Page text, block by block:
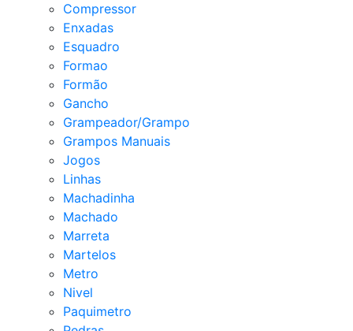
Compressor
Enxadas
Esquadro
Formao
Formão
Gancho
Grampeador/Grampo
Grampos Manuais
Jogos
Linhas
Machadinha
Machado
Marreta
Martelos
Metro
Nivel
Paquimetro